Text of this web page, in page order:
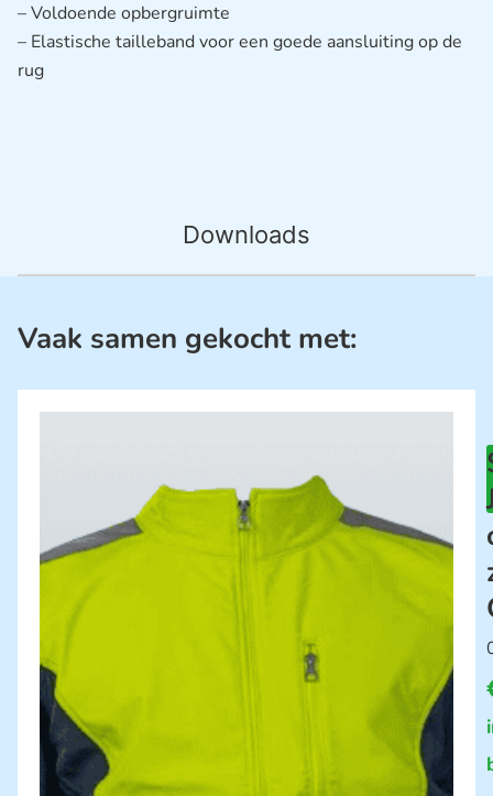
Downloads
– Voldoende opbergruimte
– Elastische tailleband voor een goede aansluiting op de
rug
Vaak samen gekocht met: